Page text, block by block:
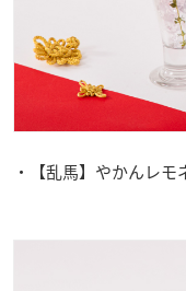
・【乱馬】やかんレモ